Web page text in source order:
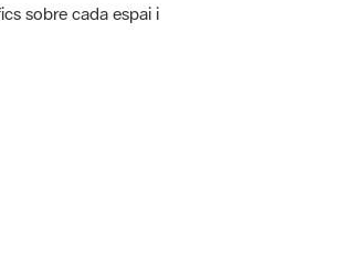
sobre cada espai i